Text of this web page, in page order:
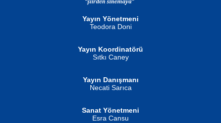
Ben Deniz Değilim ki...
Yayın Yönetmeni
Teodora Doni
Yayın Koordinatörü
Sıtkı Caney
Yayın Danışmanı
Necati Sarıca
Sanat Yönetmeni
Esra Cansu